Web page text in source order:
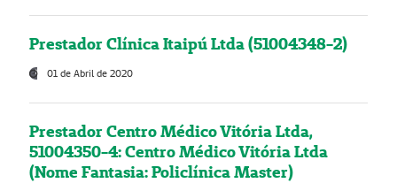
Prestador Clínica Itaipú Ltda (51004348-2)
01 de Abril de 2020
Prestador Centro Médico Vitória Ltda,
51004350-4: Centro Médico Vitória Ltda
(Nome Fantasia: Policlínica Master)